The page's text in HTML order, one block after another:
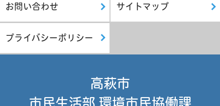
お問い合わせ サイトマップ
プライバシーポリシー
高萩市
市民生活部 環境市民協働課